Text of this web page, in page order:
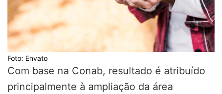
Foto: Envato
Com base na Conab, resultado é atribuído
principalmente à ampliação da área